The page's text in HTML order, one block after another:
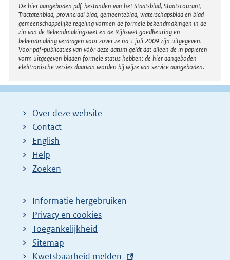
Disclaimer
De hier aangeboden pdf-bestanden van het Staatsblad, Staatscourant,
Tractatenblad, provinciaal blad, gemeenteblad, waterschapsblad en blad
gemeenschappelijke regeling vormen de formele bekendmakingen in de
zin van de Bekendmakingswet en de Rijkswet goedkeuring en
bekendmaking verdragen voor zover ze na 1 juli 2009 zijn uitgegeven.
Voor pdf-publicaties van vóór deze datum geldt dat alleen de in papieren
vorm uitgegeven bladen formele status hebben; de hier aangeboden
elektronische versies daarvan worden bij wijze van service aangeboden.
Over deze website
Contact
English
Help
Zoeken
Informatie hergebruiken
Privacy en cookies
Toegankelijkheid
Sitemap
E
Kwetsbaarheid melden